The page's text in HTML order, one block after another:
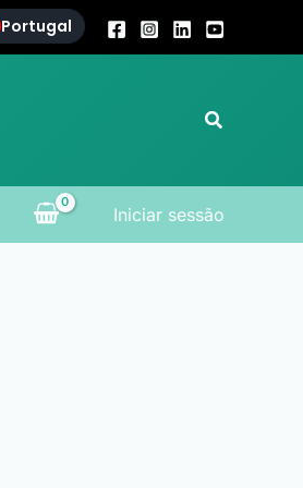
Portugal
Search
Iniciar sessão